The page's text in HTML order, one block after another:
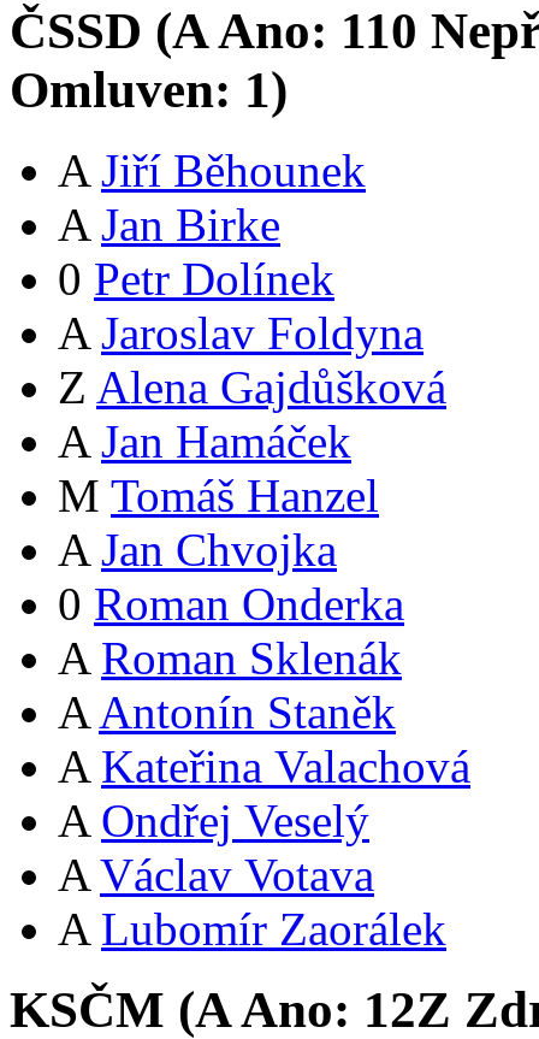
ČSSD (AAno: 110
Omluven: 1)
A Jiří Běhounek
A Jan Birke
0 Petr Dolínek
A Jaroslav Foldyna
Z Alena Gajdůšková
A Jan Hamáček
M Tomáš Hanzel
A Jan Chvojka
0 Roman Onderka
A Roman Sklenák
A Antonín Staněk
A Kateřina Valachová
A Ondřej Veselý
A Václav Votava
A Lubomír Zaorálek
KSČM (AAno: 12Z